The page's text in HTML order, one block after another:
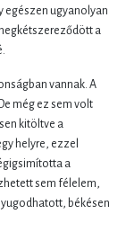
egészen ugyanolyan
a
vannak. A
még ez sem volt
kitöltve a
helyre, ezzel
a
sem félelem,
békésen